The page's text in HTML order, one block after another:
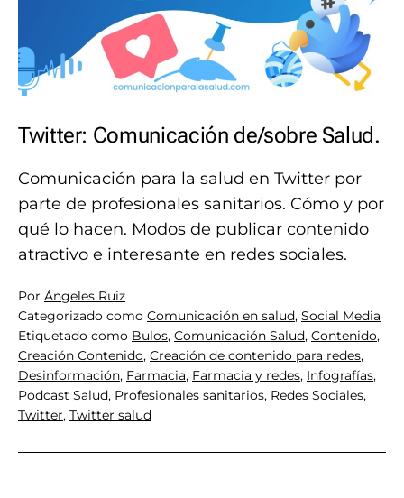
Twitter: Comunicación de/sobre Salud.
Comunicación para la salud en Twitter por
parte de profesionales sanitarios. Cómo y por
qué lo hacen. Modos de publicar contenido
atractivo e interesante en redes sociales.
Por Ángeles Ruiz
Categorizado como Comunicación en salud, Social Media
Etiquetado como Bulos, Comunicación Salud, Contenido,
Creación Contenido, Creación de contenido para redes,
Desinformación, Farmacia, Farmacia y redes, Infografías,
Podcast Salud, Profesionales sanitarios, Redes Sociales,
Twitter, Twitter salud